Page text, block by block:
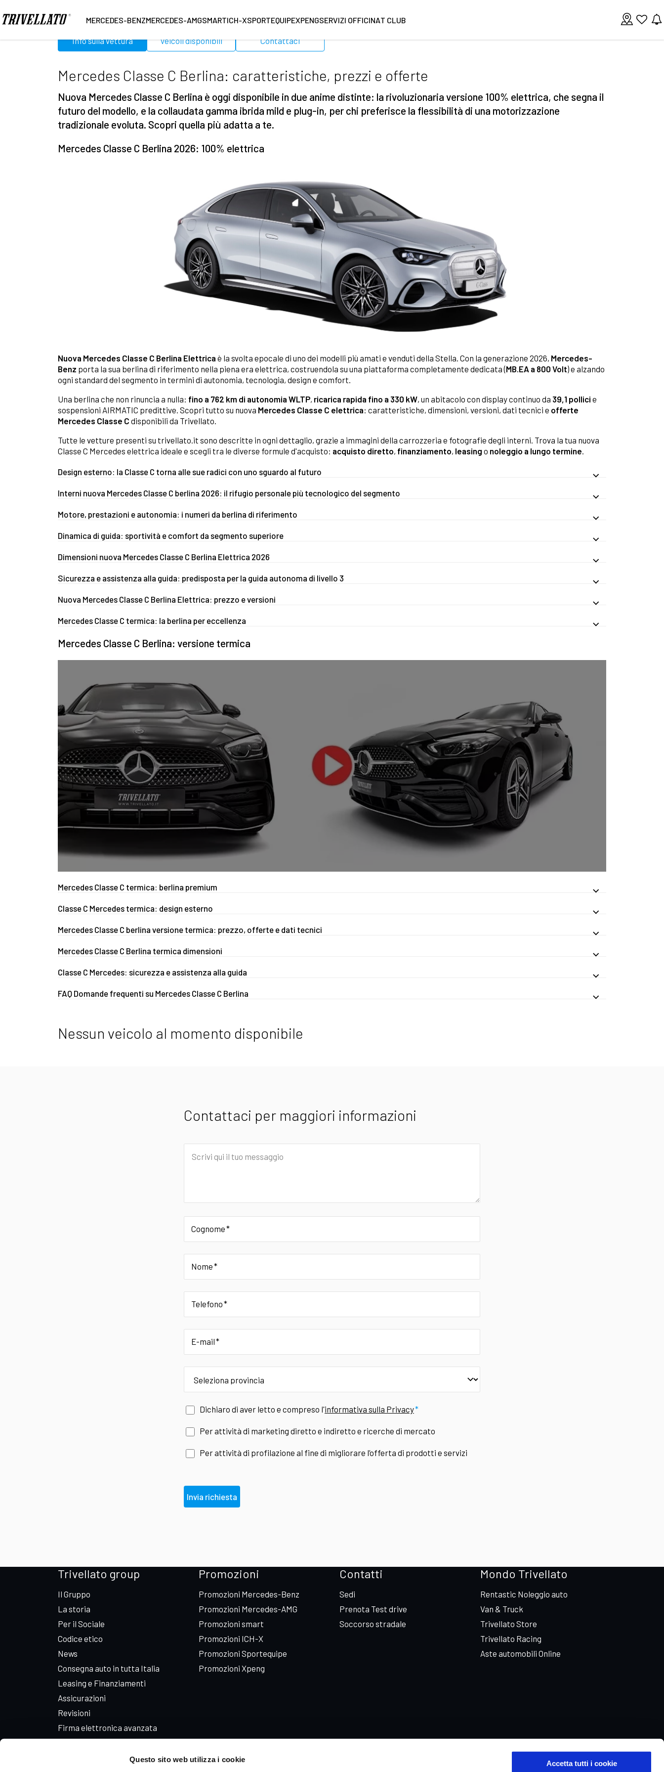
Questo sito web utilizza i cookie
Accetta tutti i cookie
MERCEDES-BENZMERCEDES-AMGSMARTICH-XSPORTEQUIPEXPENGSERVIZI OFFICINAT CLUB
Info sulla vettura Veicoli disponibili Contattaci
Mercedes Classe C Berlina: caratteristiche, prezzi e offerte
Nuova Mercedes Classe C Berlina è oggi disponibile in due anime distinte: la rivoluzionaria versione 100% elettrica, che segna il
futuro del modello, e la collaudata gamma ibrida mild e plug-in, per chi preferisce la flessibilità di una motorizzazione
tradizionale evoluta. Scopri quella più adatta a te.
Mercedes Classe C Berlina 2026: 100% elettrica
Nuova Mercedes Classe C Berlina Elettrica è la svolta epocale di uno dei modelli più amati e venduti della Stella. Con la generazione 2026, Mercedes-
Benz porta la sua berlina di riferimento nella piena era elettrica, costruendola su una piattaforma completamente dedicata (MB.EA a 800 Volt) e alzando
ogni standard del segmento in termini di autonomia, tecnologia, design e comfort.
Una berlina che non rinuncia a nulla: fino a 762 km di autonomia WLTP, ricarica rapida fino a 330 kW, un abitacolo con display continuo da 39,1 pollici e
sospensioni AIRMATIC predittive. Scopri tutto su nuova Mercedes Classe C elettrica: caratteristiche, dimensioni, versioni, dati tecnici e offerte
Mercedes Classe C disponibili da Trivellato.
Tutte le vetture presenti su trivellato.it sono descritte in ogni dettaglio, grazie a immagini della carrozzeria e fotografie degli interni. Trova la tua nuova
Classe C Mercedes elettrica ideale e scegli tra le diverse formule d'acquisto: acquisto diretto, finanziamento, leasing o noleggio a lungo termine
Design esterno: la Classe C torna alle sue radici con uno sguardo al futuro
Interni nuova Mercedes Classe C berlina 2026: il rifugio personale più tecnologico del segmento
Motore, prestazioni e autonomia: i numeri da berlina di riferimento
Dinamica di guida: sportività e comfort da segmento superiore
Dimensioni nuova Mercedes Classe C Berlina Elettrica 2026
Sicurezza e assistenza alla guida: predisposta per la guida autonoma di livello 3
Nuova Mercedes Classe C Berlina Elettrica: prezzo e versioni
Mercedes Classe C termica: la berlina per eccellenza
Mercedes Classe C Berlina: versione termica
Mercedes Classe C termica: berlina premium
Classe C Mercedes termica: design esterno
Mercedes Classe C berlina versione termica: prezzo, offerte e dati tecnici
Mercedes Classe C Berlina termica dimensioni
Classe C Mercedes: sicurezza e assistenza alla guida
FAQ Domande frequenti su Mercedes Classe C Berlina
Nessun veicolo al momento disponibile
Contattaci per maggiori informazioni
Scrivi
Cognome
Nome
Telefono
E-mail
Dichiaro di aver letto e compreso l'informativa sulla Privacy
Per attività di marketing diretto e indiretto e ricerche di mercato
Per attività di profilazione al fine di migliorare l’offerta di prodotti e servizi
Invia richiesta
Trivellato group
Il Gruppo
La storia
Per il Sociale
Codice etico
News
Consegna auto in tutta Italia
Leasing e Finanziamenti
Assicurazioni
Revisioni
Firma elettronica avanzata
Promozioni
Promozioni Mercedes-Benz
Promozioni Mercedes-AMG
Promozioni smart
Promozioni ICH-X
Promozioni Sportequipe
Promozioni Xpeng
Contatti
Sedi
Prenota Test drive
Soccorso stradale
Mondo Trivellato
Rentastic Noleggio auto
Van & Truck
Trivellato Store
Trivellato Racing
Aste automobili Online